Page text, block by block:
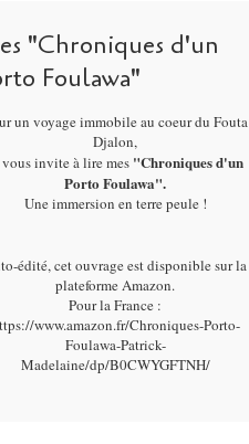
"Chroniques d'un
Foulawa"
un voyage immobile au coeur du Fouta
Djalon,
invite à lire mes "Chroniques d'un
Porto Foulawa".
Une immersion en terre peule !
édité, cet ouvrage est disponible sur la
plateforme Amazon.
Pour la France :
www.amazon.fr/Chroniques-Porto-
Foulawa-Patrick-
Madelaine/dp/B0CWYGFTNH/